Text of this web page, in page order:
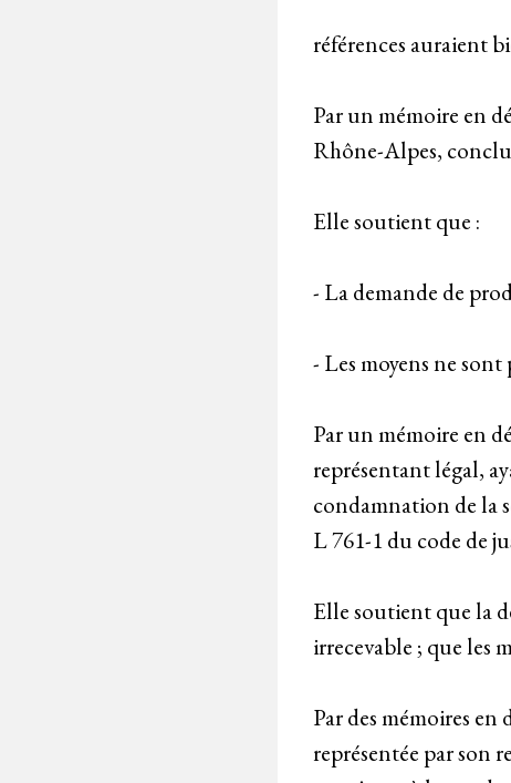
références auraient
Par un mémoire en
Rhône-Alpes,
Elle soutient que :
- La demande de
- Les moyens ne sont
Par un mémoire en
représentant légal,
condamnation de la
L 761-1 du code de
Elle soutient que la
irrecevable ; que les
Par des mémoires en
représentée par son